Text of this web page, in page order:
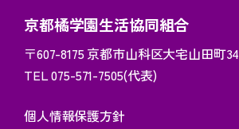
京都橘学園生活協同組合
〒607-8175京都市山科区大宅山田町34
TEL 075-571-7505(代表)
個人情報保護方針